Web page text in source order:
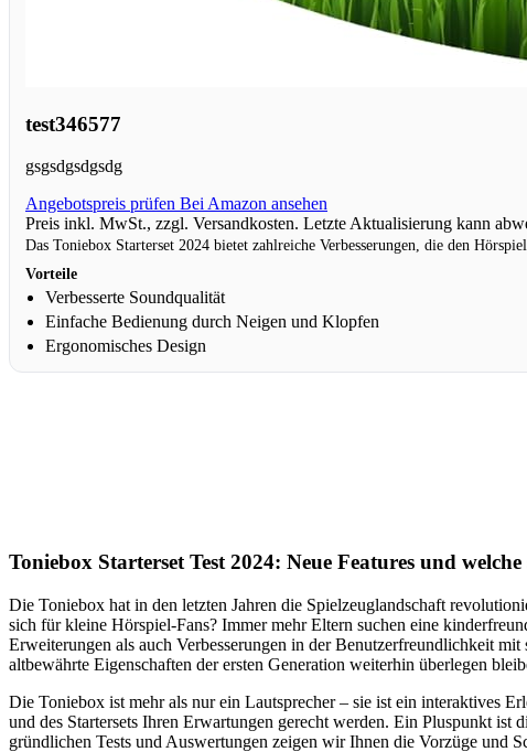
test346577
gsgsdgsdgsdg
Angebotspreis prüfen Bei Amazon ansehen
Preis inkl. MwSt., zzgl. Versandkosten. Letzte Aktualisierung kann
Das Toniebox Starterset 2024 bietet zahlreiche Verbesserungen, die den
Vorteile
Verbesserte Soundqualität
Einfache Bedienung durch Neigen und Klopfen
Ergonomisches Design
Toniebox Starterset Test 2024: Neue Features und
Die Toniebox hat in den letzten Jahren die Spielzeuglandschaft
sich für kleine Hörspiel-Fans? Immer mehr Eltern suchen eine
Erweiterungen als auch Verbesserungen in der Benutzerfreundlichkeit
altbewährte Eigenschaften der ersten Generation weiterhin überlegen
Die Toniebox ist mehr als nur ein Lautsprecher – sie ist ein interaktives
und des Startersets Ihren Erwartungen gerecht werden. Ein Pluspunkt
gründlichen Tests und Auswertungen zeigen wir Ihnen die Vorzüge und